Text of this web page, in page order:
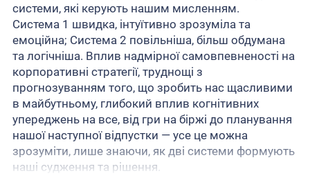
системи, які керують нашим мисленням.
Система 1 швидка, інтуїтивно зрозуміла та
емоційна; Система 2 повільніша, більш обдумана
та логічніша. Вплив надмірної самовпевненості на
корпоративні стратегії, труднощі з
прогнозуванням того, що зробить нас щасливими
в майбутньому, глибокий вплив когнітивних
упереджень на все, від гри на біржі до планування
нашої наступної відпустки — усе це можна
зрозуміти, лише знаючи, як дві системи формують
наші судження та рішення.